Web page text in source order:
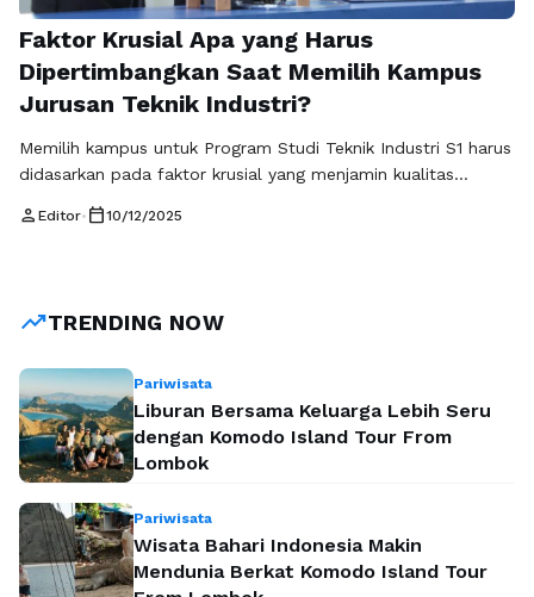
Faktor Krusial Apa yang Harus
Dipertimbangkan Saat Memilih Kampus
Jurusan Teknik Industri?
Memilih kampus untuk Program Studi Teknik Industri S1 harus
didasarkan pada faktor krusial yang menjamin kualitas
pemilihan yang tepat terletak pada adaptasi kurikulum
sangat …Baca Selengkapnya
person Editor• calendar_today10/12/2025
trending_upTRENDING NOW
Pariwisata
Liburan Bersama Keluarga Lebih Seru
dengan Komodo Island Tour From
Lombok
Pariwisata
Wisata Bahari Indonesia Makin
Mendunia Berkat Komodo Island Tour